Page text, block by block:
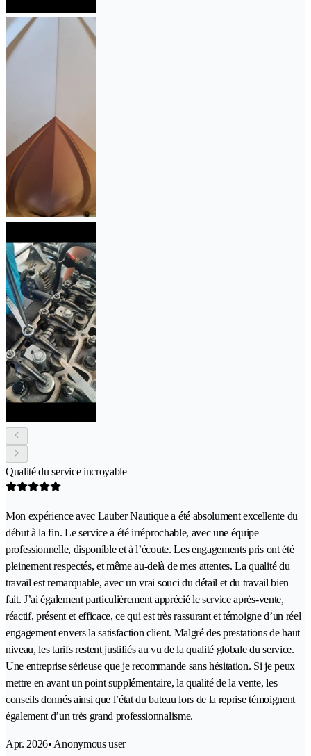
Qualité du service incroyable
Mon expérience avec Lauber Nautique a été absolument excellente du
début à la fin. Le service a été irréprochable, avec une équipe
professionnelle, disponible et à l’écoute. Les engagements pris ont été
pleinement respectés, et même au-delà de mes attentes. La qualité du
travail est remarquable, avec un vrai souci du détail et du travail bien
fait. J’ai également particulièrement apprécié le service après-vente,
réactif, présent et efficace, ce qui est très rassurant et témoigne d’un réel
engagement envers la satisfaction client. Malgré des prestations de haut
niveau, les tarifs restent justifiés au vu de la qualité globale du service.
Une entreprise sérieuse que je recommande sans hésitation. Si je peux
mettre en avant un point supplémentaire, la qualité de la vente, les
conseils donnés ainsi que l’état du bateau lors de la reprise témoignent
également d’un très grand professionnalisme.
Apr. 2026• Anonymous user